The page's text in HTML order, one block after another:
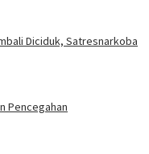
Diciduk, Satresnarkoba
Pencegahan